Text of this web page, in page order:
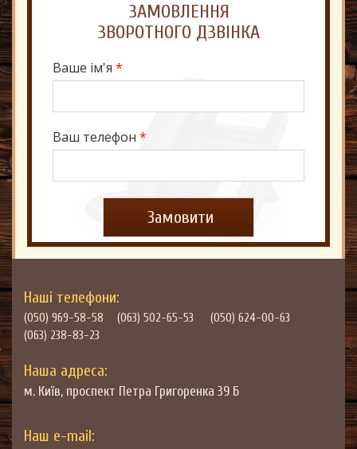
ЗАМОВЛЕННЯ
Ваше ім'я *
Ваш телефон *
Наші телефони:
(050) 969-58-58 (063) 502-65-53
(050) 624-00-63
(063) 238-83-23
Наша адреса:
м. Київ, проспект Петра Григоренка 39 Б
Наш e-mail: